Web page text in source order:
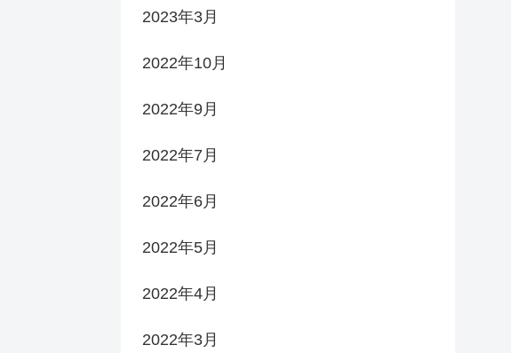
2023年3月
2022年10月
2022年9月
2022年7月
2022年6月
2022年5月
2022年4月
2022年3月